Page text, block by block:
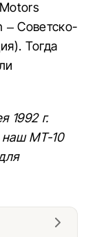
– Советско-
Тогда
1992 г.
наш МТ-10